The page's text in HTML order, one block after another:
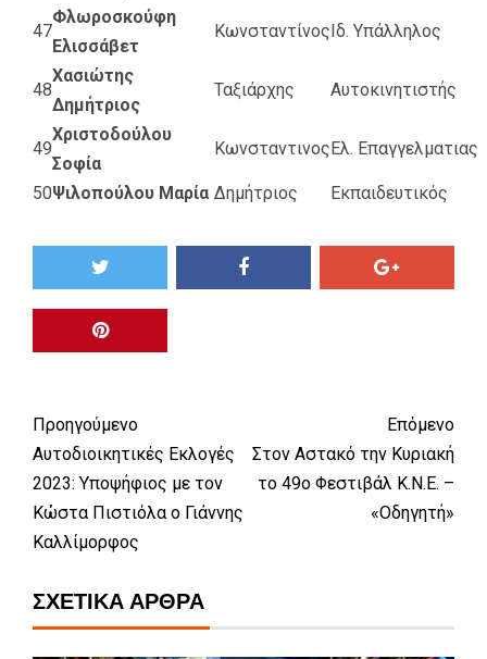
47
Φλωροσκούφη
Ελισσάβετ
ΚωνσταντίνοςΙδ. Υπάλληλος
48
Χασιώτης
Δημήτριος
Ταξιάρχης Αυτοκινητιστής
49
Χριστοδούλου
Σοφία
ΚωνσταντινοςΕλ. Επαγγελματιας
50Ψιλοπούλου Μαρία Δημήτριος Εκπαιδευτικός
Προηγούμενο
Αυτοδιοικητικές Εκλογές
2023: Υποψήφιος με τον
Κώστα Πιστιόλα ο Γιάννης
Καλλίμορφος
Επόμενο
Στον Αστακό την Κυριακή
το 49ο Φεστιβάλ Κ.Ν.Ε. –
«Οδηγητή»
ΣΧΕΤΙΚΆ ΆΡΘΡΑ